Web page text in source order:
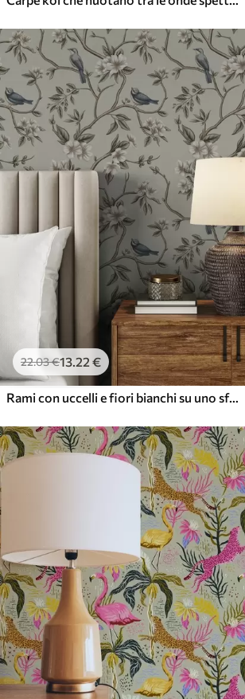
22.03€13.22 €
Rami con uccelli e fiori bianchi su uno sfondo delicato